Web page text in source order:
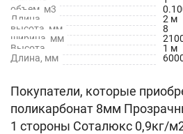
Толщина
поликарбоната
8 мм
Коэффициент
86%
Вес листа 6м 11.34
объем, м3
Длина
2 м
высота, мм
8
ширина, мм
Высота
1 м
Длина, мм
Покупатели, которые
поликарбонат 8мм
1 стороны Соталюкс 0,9кг/